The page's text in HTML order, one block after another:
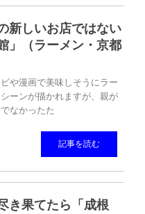
新しいお店ではない
」（ラーメン・京都
や漫画で美味しそうにラー
ーンが描かれますが、親が
なかったた
記事を読む
き果てたら「成根